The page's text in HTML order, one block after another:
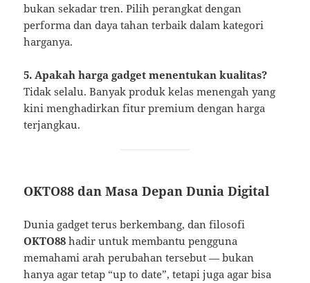
bukan sekadar tren. Pilih perangkat dengan
performa dan daya tahan terbaik dalam kategori
harganya.
5. Apakah harga gadget menentukan kualitas?
Tidak selalu. Banyak produk kelas menengah yang
kini menghadirkan fitur premium dengan harga
terjangkau.
OKTO88 dan Masa Depan Dunia Digital
Dunia gadget terus berkembang, dan filosofi
OKTO88 hadir untuk membantu pengguna
memahami arah perubahan tersebut — bukan
hanya agar tetap “up to date”, tetapi juga agar bisa